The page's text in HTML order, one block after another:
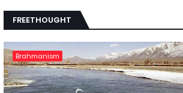
FREETHOUGHT
Brahmanism